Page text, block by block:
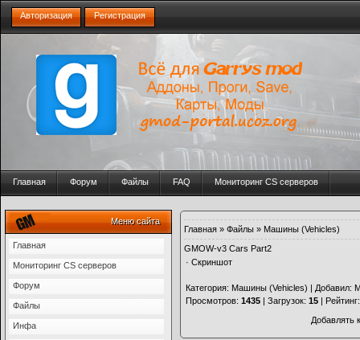
Авторизация Регистрация
Главная Форум Файлы FAQ Мониторинг CS серверов
Меню сайта
Главная
Мониторинг CS серверов
Форум
Файлы
Инфа
Главная » Файлы » Машины (Vehicles)
GMOW-v3 Cars Part2
· Скриншот
Категория: Машины (Vehicles) | Добавил:
Просмотров: 1435 | Загрузок: 15 | Рейтинг
Добавлять